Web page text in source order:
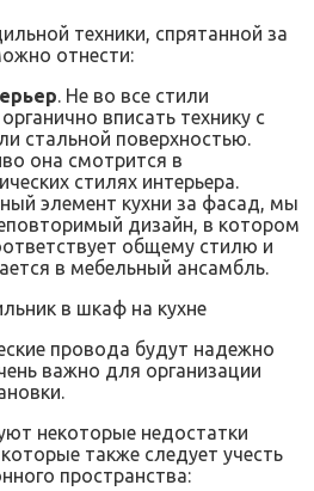
техники, спрятанной за
отнести:
. Не во все стили
вписать технику с
стальной поверхностью.
она смотрится в
стилях интерьера.
элемент кухни за фасад, мы
дизайн, в котором
общему стилю и
в мебельный ансамбль.
провода будут надежно
важно для организации
некоторые недостатки
также следует учесть
пространства: